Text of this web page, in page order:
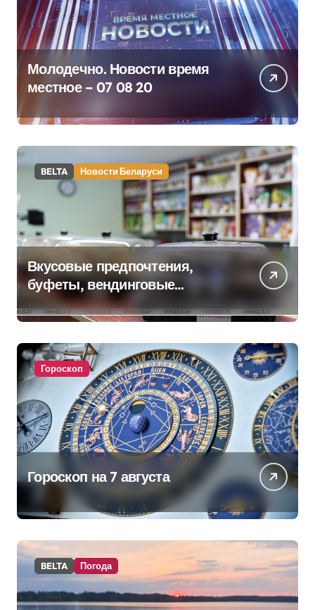
Молодечно. Новости время
местное – 07 08 20
BELTA Новости Беларуси
Вкусовые предпочтения,
буфеты, вендинговые
аппараты. Минобразования об
изменениях в школьном
питании
Гороскоп
Гороскоп на 7 августа
BELTA Погода